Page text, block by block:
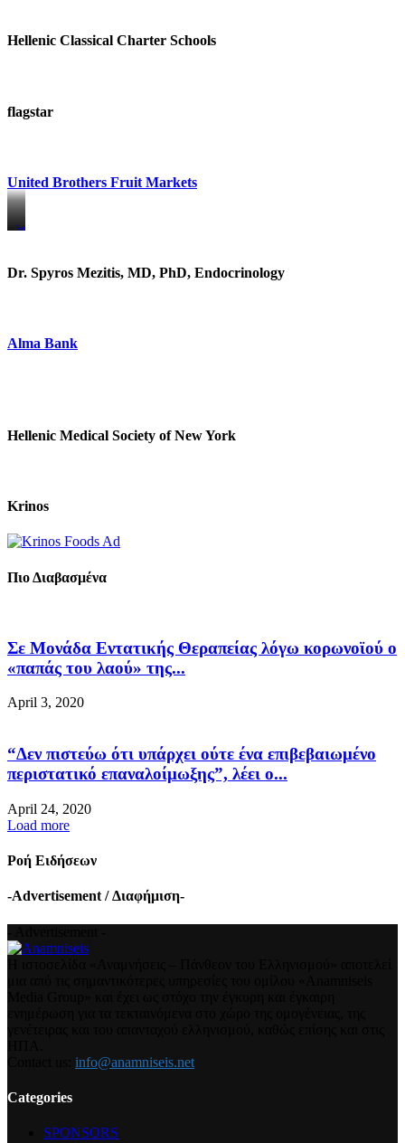
Hellenic Classical Charter Schools
flagstar
United Brothers Fruit Markets
https://www.unitedbrothersfruitmarkets.com/
https://www.unitedbrothersfruitmarkets.com/
Dr. Spyros Mezitis, MD, PhD, Endocrinology
Alma Bank
Hellenic Medical Society of New York
Krinos
Πιο Διαβασμένα
Σε Μονάδα Εντατικής Θεραπείας λόγω κορωνοϊού ο
«παπάς του λαού» της...
April 3, 2020
“Δεν πιστεύω ότι υπάρχει ούτε ένα επιβεβαιωμένο
περιστατικό επαναλοίμωξης”, λέει ο...
April 24, 2020
Load more
Ροή Ειδήσεων
-Advertisement / Διαφήμιση-
info@anamniseis.net
Categories
SPONSORS